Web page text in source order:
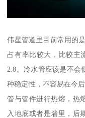
伟星管道里目前常用的
占有率比较大，比较主
2.8。冷水管应该是不会
种稳定性，不容易在今
管与管件进行热熔，热
入地底或者是墙里，后